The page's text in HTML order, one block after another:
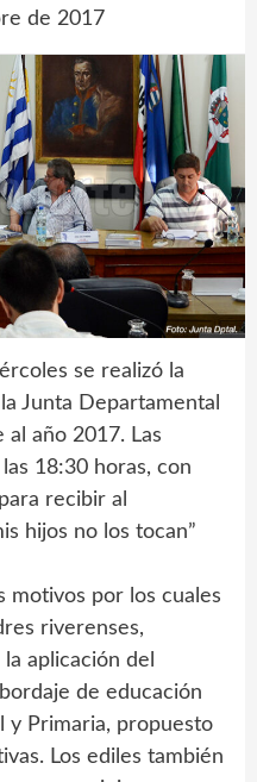
de 2017
se realizó la
Junta Departamental
año 2017. Las
18:30 horas, con
recibir al
hijos no los tocan”
motivos por los cuales
riverenses,
aplicación del
de educación
y Primaria, propuesto
Los ediles también